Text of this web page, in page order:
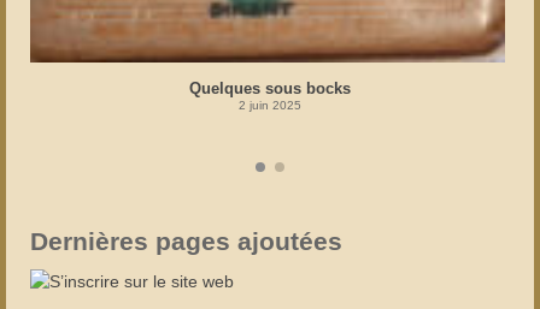
Quelques sous bocks
2 juin 2025
Dernières pages ajoutées